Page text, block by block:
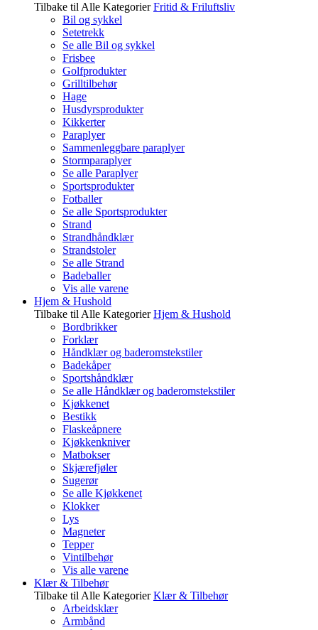
Tilbake til Alle Kategorier Fritid & Friluftsliv
Bil og sykkel
Setetrekk
Se alle Bil og sykkel
Frisbee
Golfprodukter
Grilltilbehør
Hage
Husdyrsprodukter
Kikkerter
Paraplyer
Sammenleggbare paraplyer
Stormparaplyer
Se alle Paraplyer
Sportsprodukter
Fotballer
Se alle Sportsprodukter
Strand
Strandhåndklær
Strandstoler
Se alle Strand
Badeballer
Vis alle varene
Hjem & Hushold
Tilbake til Alle Kategorier Hjem & Hushold
Bordbrikker
Forklær
Håndklær og baderomstekstiler
Badekåper
Sportshåndklær
Se alle Håndklær og baderomstekstiler
Kjøkkenet
Bestikk
Flaskeåpnere
Kjøkkenkniver
Matbokser
Skjærefjøler
Sugerør
Se alle Kjøkkenet
Klokker
Lys
Magneter
Tepper
Vintilbehør
Vis alle varene
Klær & Tilbehør
Tilbake til Alle Kategorier Klær & Tilbehør
Arbeidsklær
Armbånd